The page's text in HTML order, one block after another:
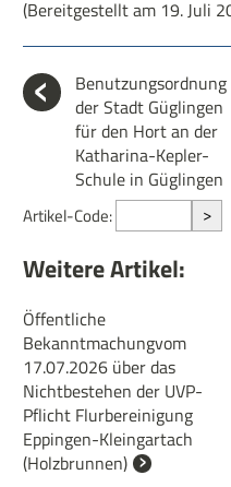
(Bereitgestellt am 19. Juli
Benutzungsordnung
der Stadt Güglingen
für den Hort an der
Katharina-Kepler-
Schule in Güglingen
Artikel-Code: >
Weitere Artikel:
Öffentliche
Bekanntmachungvom
17.07.2026 über das
Nichtbestehen der UVP-
Pflicht Flurbereinigung
Eppingen-Kleingartach
(Holzbrunnen)